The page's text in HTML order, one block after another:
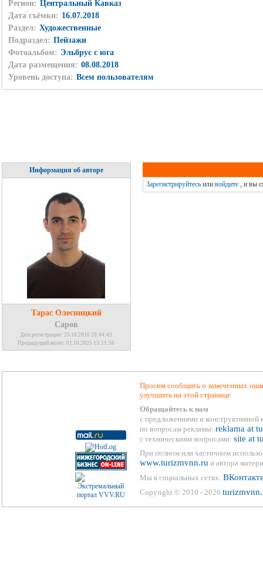
Регион: Центральный Кавказ
Дата съёмки: 16.07.2018
Раздел: Художественные
Подраздел: Пейзажи
Фотоальбом: Эльбрус с юга
Дата размещения: 08.08.2018
Уровень доступа: Всем пользователям
Информация об авторе
Тарас Олесницкий
Саров
Дата регистрации: 23.10.2010 20:44:43
Предыдущий визит: 01.10.2025 13:11:56
Зарегистрируйтесьили войдите, и вы
Просим сообщить о замеченных
улучшить на этой странице
Обращайтесь к нам
с предложениями и конструктивной
по вопросам рекламы: reklama at
с техническими вопросами: site at
При полном или частичном
www.turizmvnn.ru и автора
Мы в социальных сетях:
Copyright © 2010 - 2026